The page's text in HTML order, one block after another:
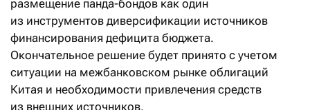
размещение панда-бондов как один
из инструментов диверсификации источников
финансирования дефицита бюджета.
Окончательное решение будет принято с учетом
ситуации на межбанковском рынке облигаций
Китая и необходимости привлечения средств
из внешних источников.